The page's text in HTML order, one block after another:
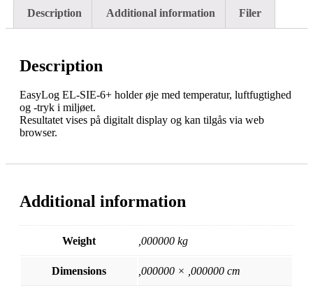
Description Additional information Filer
Description
EasyLog EL-SIE-6+ holder øje med temperatur, luftfugtighed
og -tryk i miljøet.
Resultatet vises på digitalt display og kan tilgås via web
browser.
Additional information
Weight ,000000 kg
Dimensions ,000000 × ,000000 cm